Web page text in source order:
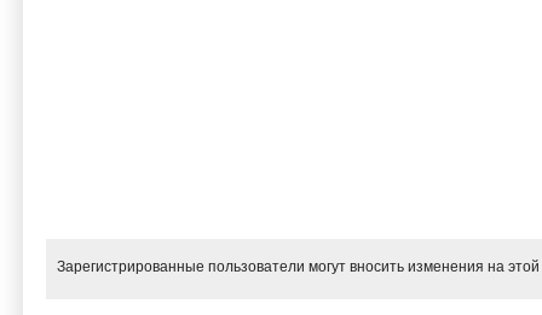
Зарегистрированные пользователи могут вносить изменения на